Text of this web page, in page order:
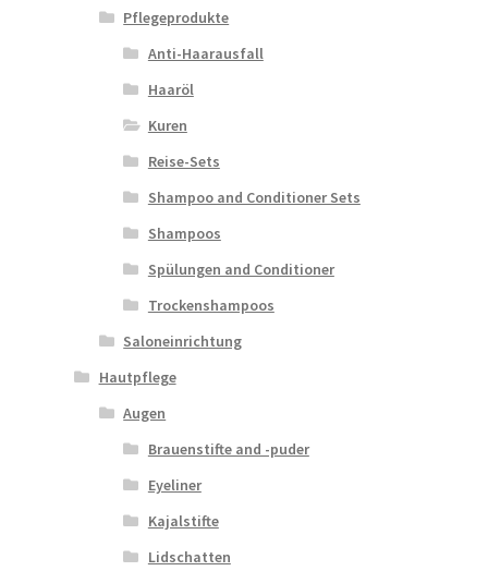
Pflegeprodukte
Anti-Haarausfall
Haaröl
Kuren
Reise-Sets
Shampoo and Conditioner Sets
Shampoos
Spülungen and Conditioner
Trockenshampoos
Saloneinrichtung
Hautpflege
Augen
Brauenstifte and -puder
Eyeliner
Kajalstifte
Lidschatten